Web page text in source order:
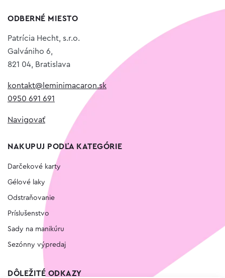
ODBERNÉ MIESTO
Patrícia Hecht, s.r.o.
Galvániho 6,
821 04, Bratislava
kontakt@leminimacaron.sk
0950 691 691
Navigovať
NAKUPUJ PODĽA KATEGÓRIE
Darčekové karty
Gélové laky
Odstraňovanie
Príslušenstvo
Sady na manikúru
Sezónny výpredaj
DÔLEŽITÉ ODKAZY